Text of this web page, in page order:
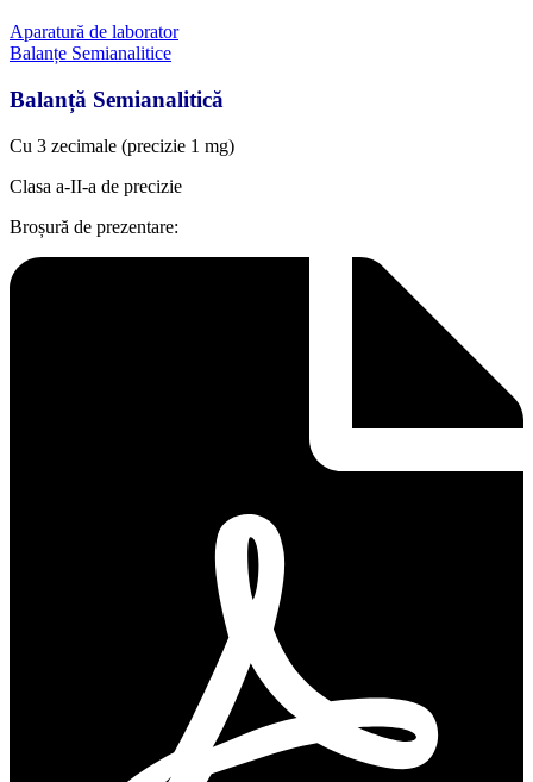
Aparatură de laborator
Balanțe Semianalitice
Balanță Semianalitică
Cu 3 zecimale (precizie 1 mg)
Clasa a-II-a de precizie
Broșură de prezentare: